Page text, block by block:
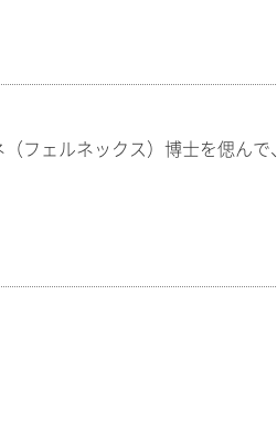
フェルネックス）博士を偲んで